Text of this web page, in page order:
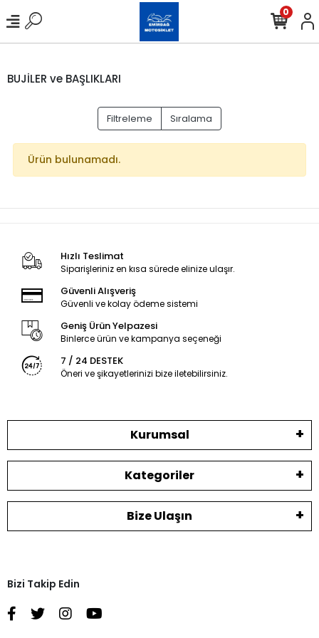
0
BUJİLER ve BAŞLIKLARI
Filtreleme Sıralama
Ürün bulunamadı.
Hızlı Teslimat
Siparişleriniz en kısa sürede elinize ulaşır.
Güvenli Alışveriş
Güvenli ve kolay ödeme sistemi
Geniş Ürün Yelpazesi
Binlerce ürün ve kampanya seçeneği
7 / 24 DESTEK
Öneri ve şikayetlerinizi bize iletebilirsiniz.
Kurumsal
Kategoriler
Bize Ulaşın
Bizi Takip Edin